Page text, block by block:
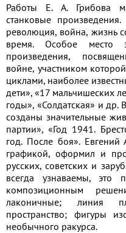
Работы Е. А. Грибова
станковые
революция, война, жизнь
время. Особое место
произведения,
войне, участником
циклами, наиболее
дети», «17 мальчишеских
годы», «Солдатская» и
созданы значительные
партии», «Год 1941.
год. После боя». Евгений
графикой, оформил и
русских, советских и
всегда узнаваемы, это
композиционным
лаконичные; линия
пространство; фигуры
необычного ракурса.